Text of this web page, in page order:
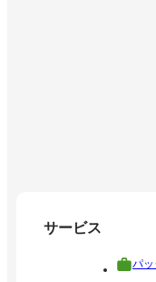
サービス
パッ